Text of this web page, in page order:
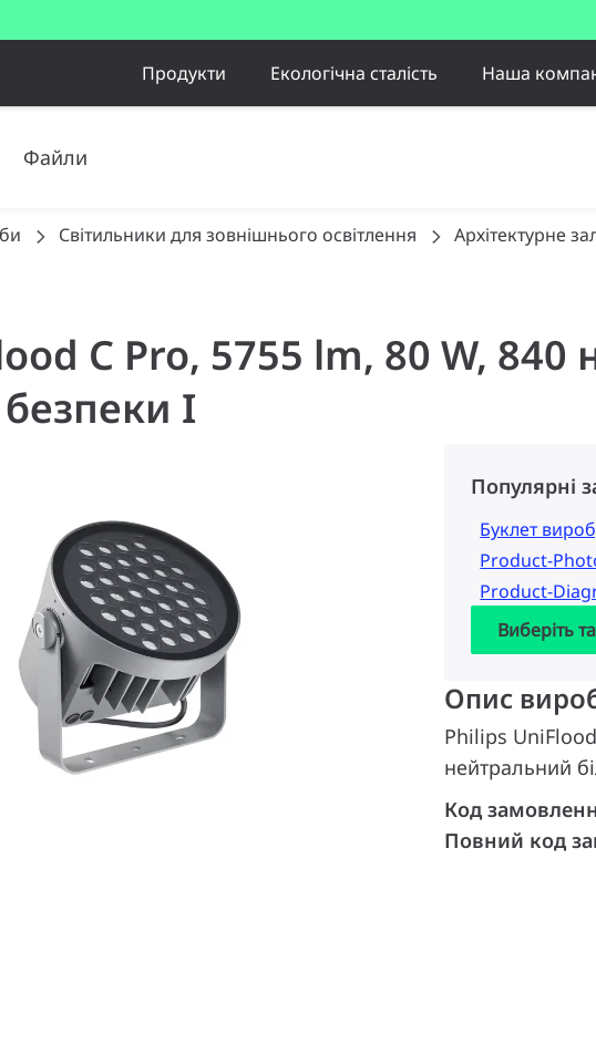
Продукти Екологічна сталість Наша
Файли
Світильники для зовнішнього освітлення Архітектурне
C Pro, 5755 lm, 80 W, 840
I
Популярні
Буклет
Product-
Product-
Виберіть
Опис
Philips
нейтральний
Код
Повний код